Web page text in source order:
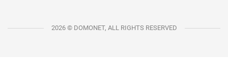
2026 © DOMONET, ALL RIGHTS RESERVED